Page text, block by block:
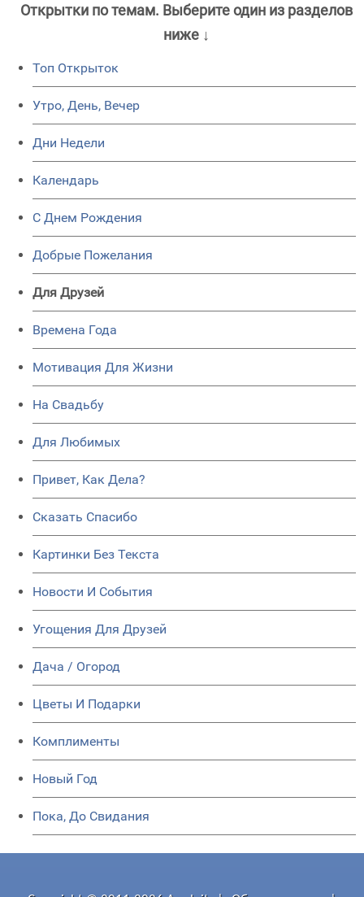
Открытки по темам. Выберите один из разделов
ниже ↓
Топ Открыток
Утро, День, Вечер
Дни Недели
Календарь
C Днем Рождения
Добрые Пожелания
Для Друзей
Времена Года
Мотивация Для Жизни
На Свадьбу
Для Любимых
Привет, Как Дела?
Сказать Спасибо
Картинки Без Текста
Новости И События
Угощения Для Друзей
Дача / Огород
Цветы И Подарки
Комплименты
Новый Год
Пока, До Свидания